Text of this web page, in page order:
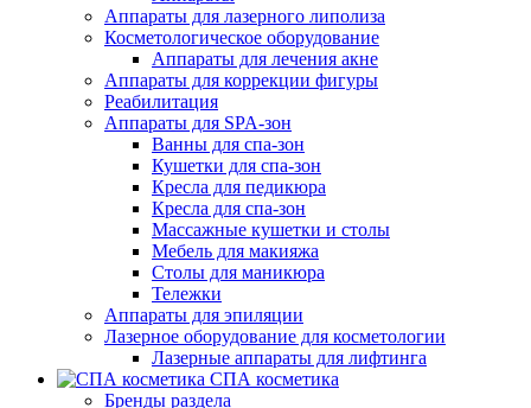
Аппараты для лазерного липолиза
Косметологическое оборудование
Аппараты для лечения акне
Аппараты для коррекции фигуры
Реабилитация
Аппараты для SPA-зон
Ванны для спа-зон
Кушетки для спа-зон
Кресла для педикюра
Кресла для спа-зон
Массажные кушетки и столы
Мебель для макияжа
Столы для маникюра
Тележки
Аппараты для эпиляции
Лазерное оборудование для косметологии
Лазерные аппараты для лифтинга
СПА косметика
Бренды раздела